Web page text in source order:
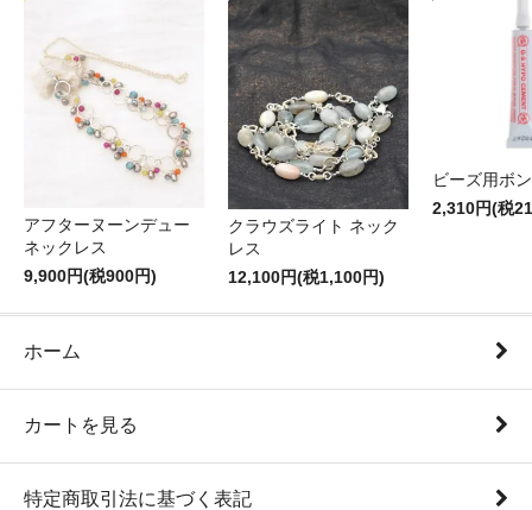
アフターヌーンデュー
ネックレス
9,900円(税900円)
クラウズライト ネック
レス
12,100円(税1,100円)
ビーズ用ボ
2,310円(税
ホーム
カートを見る
特定商取引法に基づく表記